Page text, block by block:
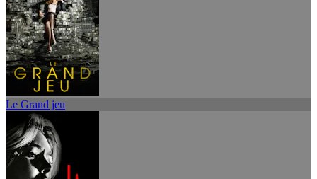
Le Grand jeu